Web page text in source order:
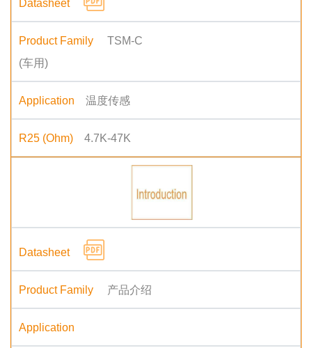
TSM-C
(车用)
温度传感
4.7K-47K
产品介绍